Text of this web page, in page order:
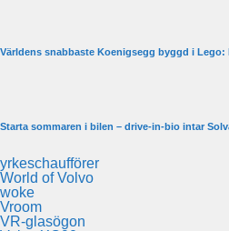
Världens snabbaste Koenigsegg byggd i Lego:
Starta sommaren i bilen – drive-in-bio intar
yrkeschaufförer
World of Volvo
woke
Vroom
VR-glasögon